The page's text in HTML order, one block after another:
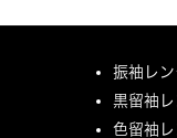
振袖レ
黒留袖
色留袖